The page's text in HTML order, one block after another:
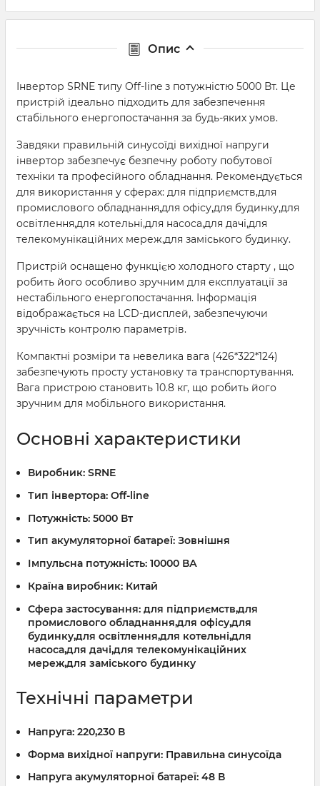
Опис
Інвертор SRNE типу Off-line з потужністю 5000 Вт. Це
пристрій ідеально підходить для забезпечення
стабільного енергопостачання за будь-яких умов.
Завдяки правильній синусоїді вихідної напруги
інвертор забезпечує безпечну роботу побутової
техніки та професійного обладнання. Рекомендується
для використання у сферах: для підприємств,для
промислового обладнання,для офісу,для будинку,для
освітлення,для котельні,для насоса,для дачі,для
телекомунікаційних мереж,для заміського будинку.
Пристрій оснащено функцією холодного старту , що
робить його особливо зручним для експлуатації за
нестабільного енергопостачання. Інформація
відображається на LCD-дисплей, забезпечуючи
зручність контролю параметрів.
Компактні розміри та невелика вага (426*322*124)
забезпечують просту установку та транспортування.
Вага пристрою становить 10.8 кг, що робить його
зручним для мобільного використання.
Основні характеристики
Виробник: SRNE
Тип інвертора: Off-line
Потужність: 5000 Вт
Тип акумуляторної батареї: Зовнішня
Імпульсна потужність: 10000 ВА
Країна виробник: Китай
Сфера застосування: для підприємств,для
промислового обладнання,для офісу,для
будинку,для освітлення,для котельні,для
насоса,для дачі,для телекомунікаційних
мереж,для заміського будинку
Технічні параметри
Напруга: 220,230 В
Форма вихідної напруги: Правильна синусоїда
Напруга акумуляторної батареї: 48 В